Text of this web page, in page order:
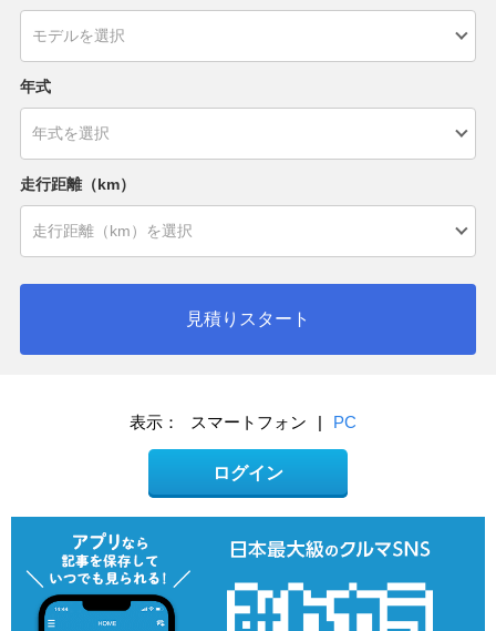
年式
走行距離（km）
見積りスタート
表示： スマートフォン | PC
ログイン